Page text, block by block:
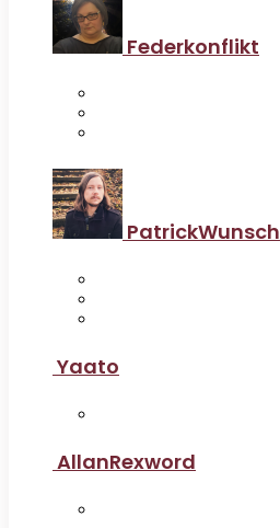
Federkonflikt
PatrickWunsch
Yaato
AllanRexword